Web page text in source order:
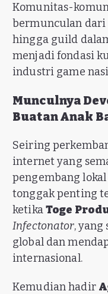
Komunitas-
bermunculan dari
hingga guild
menjadi fondasi
industri game
Munculnya
Buatan Anak
Seiring
internet yang
pengembang
tonggak penting
ketikaToge
Infectonator, yang
global dan
internasional.
Kemudian hadir